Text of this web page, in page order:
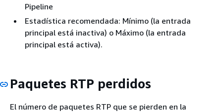
Pipeline
Estadística recomendada: Mínimo (la entrada
principal está inactiva) o Máximo (la entrada
principal está activa).
Paquetes RTP perdidos
El número de paquetes RTP que se pierden en la